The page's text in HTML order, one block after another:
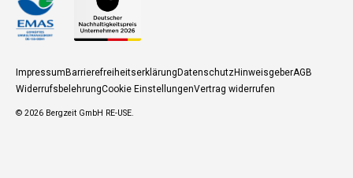
ImpressumBarrierefreiheitserklärungDatenschutzHinweisgeberAGB
WiderrufsbelehrungCookie EinstellungenVertrag widerrufen
© 2026 Bergzeit GmbH RE-USE.